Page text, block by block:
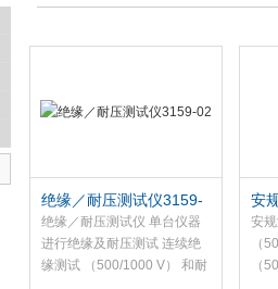
绝缘／耐压测试仪3159-
02
绝缘／耐压测试仪 单台仪器
进行绝缘及耐压测试 连续绝
缘测试 （500/1000 V） 和耐
安
安
（
（